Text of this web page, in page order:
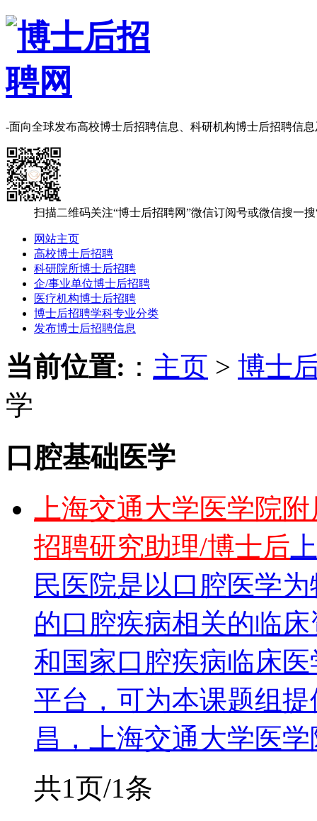
-面向全球发布高校博士后招聘信息、科研机构博士后招聘信
扫描二维码关注“博士后招聘网”微信订阅号或微信搜一
网站主页
高校博士后招聘
科研院所博士后招聘
企/事业单位博士后招聘
医疗机构博士后招聘
博士后招聘学科专业分类
发布博士后招聘信息
当前位置: ： 主页 > 博士
学
口腔基础医学
上海交通大学医学院
招聘研究助理/博士后
民医院是以口腔医学
的口腔疾病相关的临
和国家口腔疾病临床
平台，可为本课题组
昌，上海交通大学医
共1页/1条